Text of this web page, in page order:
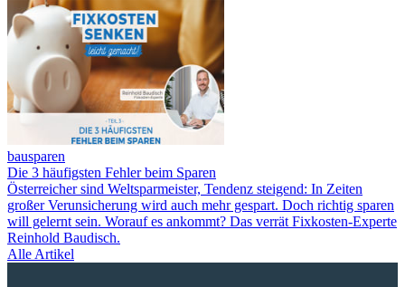
bausparen
Die 3 häufigsten Fehler beim Sparen
Österreicher sind Weltsparmeister, Tendenz steigend: In Zeiten
großer Verunsicherung wird auch mehr gespart. Doch richtig sparen
will gelernt sein. Worauf es ankommt? Das verrät Fixkosten-Experte
Reinhold Baudisch.
Alle Artikel